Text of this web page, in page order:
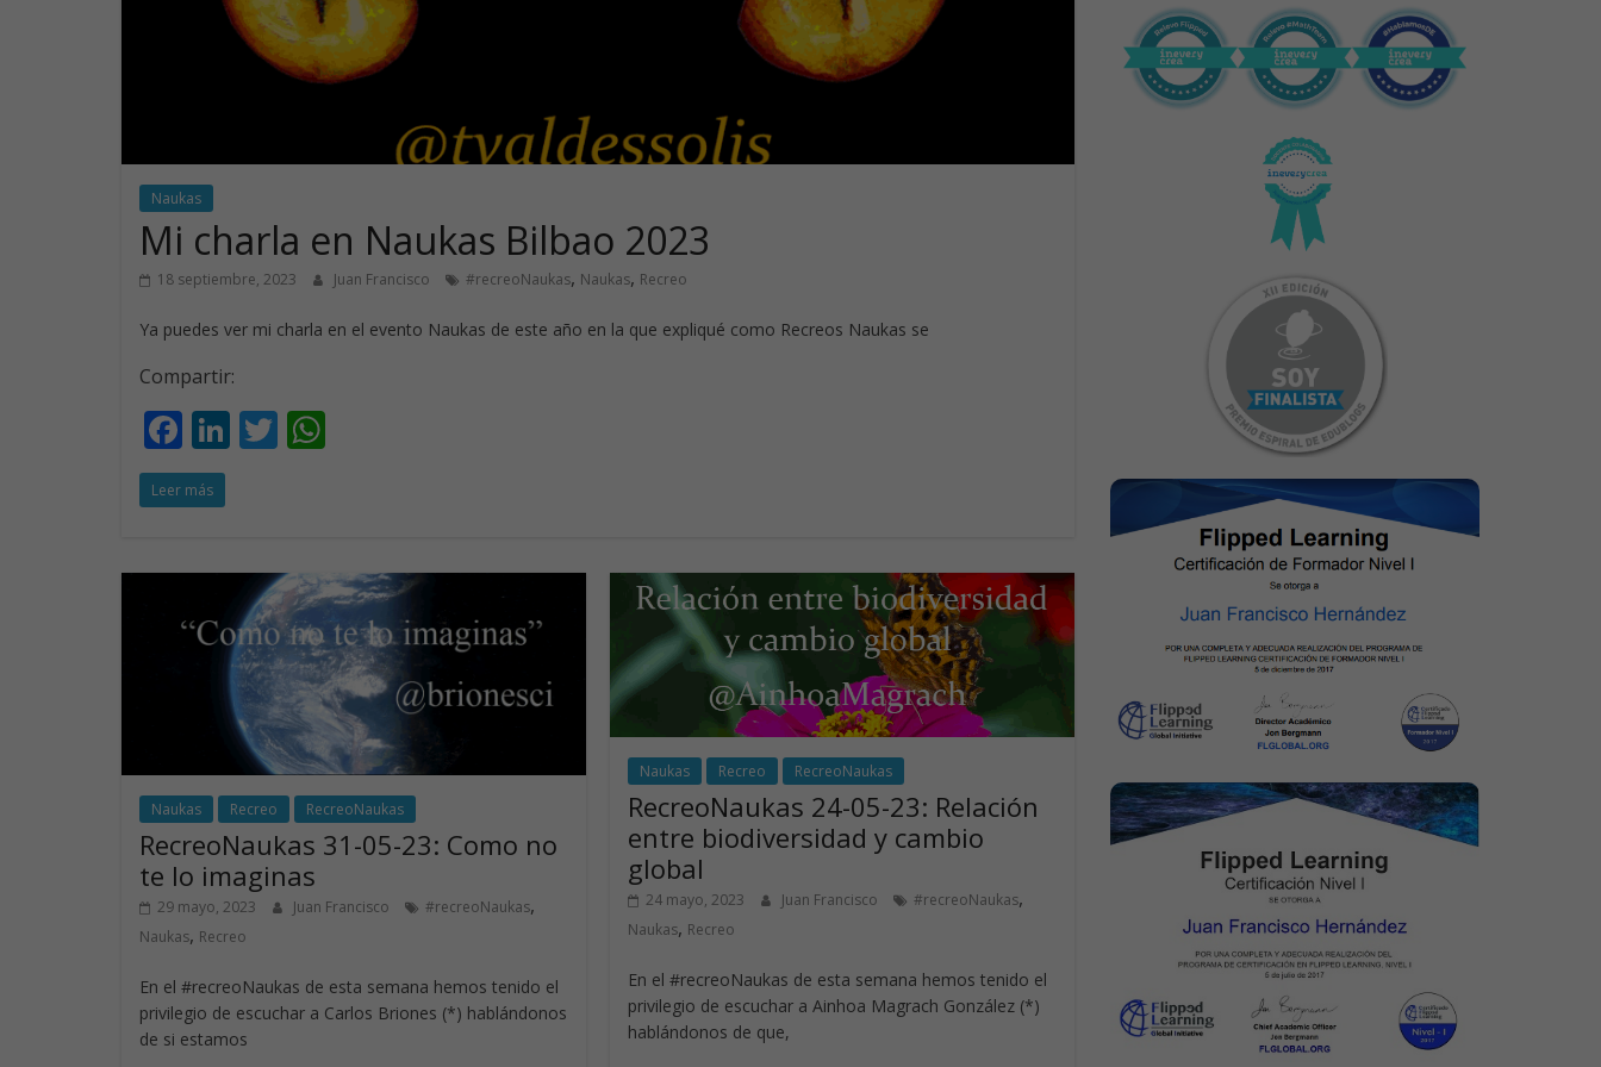
Naukas
Mi charla en Naukas Bilbao 2023
18 septiembre, 2023 Juan Francisco #recreoNaukas, Naukas, Recreo
Ya puedes ver mi charla en el evento Naukas de este año en la que expliqué como Recreos Naukas se
Compartir:
F
ac
e
o
o
k
Li
dI
n
T
A
p
p
Leer más
Naukas Recreo RecreoNaukas
RecreoNaukas 31-05-23: Como no
te lo imaginas
29 mayo, 2023 Juan Francisco #recreoNaukas,
Naukas, Recreo
En el #recreoNaukas de esta semana hemos tenido el
privilegio de escuchar a Carlos Briones (*) hablándonos
de si estamos
Naukas Recreo RecreoNaukas
RecreoNaukas 24-05-23: Relación
entre biodiversidad y cambio
global
24 mayo, 2023 Juan Francisco #recreoNaukas,
Naukas, Recreo
En el #recreoNaukas de esta semana hemos tenido el
privilegio de escuchar a Ainhoa Magrach González (*)
hablándonos de que,